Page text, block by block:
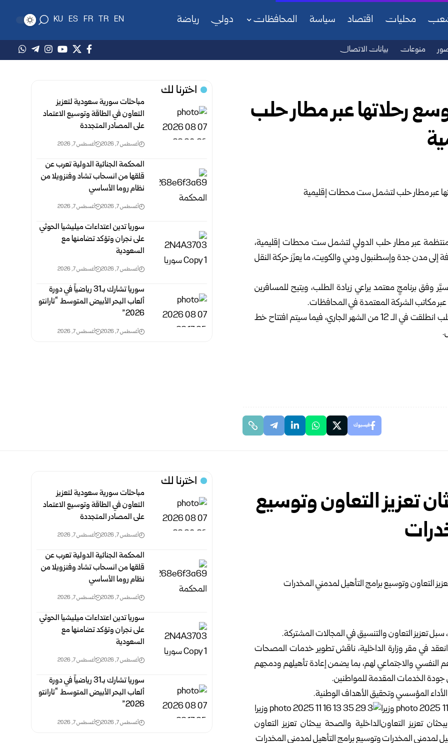
محليات اقتصاد سياسة المحافظات دولي رياضة EN
TR
FR
ES
KU
منوعات بيانات الاتصال
رحلاتها عبر مطار حلب
عبر مطارحلبالدولي لتشمل ست محطات إقليمية،
إلى مدن جدة وإسطنبول ودبي والكويت، ما يعزّز حركة النقل
وفق برنامجٍ معتمد يراعي زيادة الطلب، ويتيح للمسافرين
عبر مكاتب الشركة المعتمدة في المحافظات.
وبيّن المكتب أن أولى الرحلات إلى مدينة الرياض عبر مطار حلب انطلقت في الـ 12 من الشهر الجاري، فيما سيتم افتتاح خط
فيسبوك
اخترنا لك
مباحثات سورية سعودية لتعزيز
التعاون في الطاقة وتوسيع الاعتماد
على المصادر المتجددة
أغسطس 7, 2026 أغسطس 7, 2026
المحكمة الجنائية الدولية تعرب عن
قلقها من انسحاب تشاد وفنزويلا من
نظام روما الأساسي
أغسطس 7, 2026 أغسطس 7, 2026
سوريا تدين اعتداءات ميليشيا الحوثي
على نجران وتؤكد تضامنها مع
السعودية
أغسطس 7, 2026 أغسطس 7, 2026
سوريا تشارك بـ31 رياضياً في دورة
ألعاب البحر الأبيض المتوسط “تارانتو
2026”
أغسطس 7, 2026 أغسطس 7, 2026
تعزيز التعاون وتوسيع
تعزيز التعاون والتنسيق في المجالات المشتركة.
انعقد في مقروزارة الداخلية، ناقش تطوير خدمات المصحات
النفسي والاجتماعي لهم، بما يضمن إعادة تأهيلهم ودمجهم
الخدمات المقدمة للمواطنين.
المؤسسي وتحقيق الأهداف الوطنية.
اخترنا لك
مباحثات سورية سعودية لتعزيز
التعاون في الطاقة وتوسيع الاعتماد
على المصادر المتجددة
أغسطس 7, 2026 أغسطس 7, 2026
المحكمة الجنائية الدولية تعرب عن
قلقها من انسحاب تشاد وفنزويلا من
نظام روما الأساسي
أغسطس 7, 2026 أغسطس 7, 2026
سوريا تدين اعتداءات ميليشيا الحوثي
على نجران وتؤكد تضامنها مع
السعودية
أغسطس 7, 2026 أغسطس 7, 2026
سوريا تشارك بـ31 رياضياً في دورة
ألعاب البحر الأبيض المتوسط “تارانتو
2026”
أغسطس 7, 2026 أغسطس 7, 2026